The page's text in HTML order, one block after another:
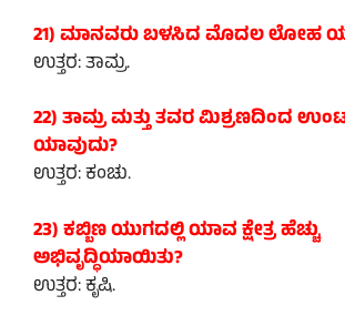
21) ಮಾನವರು ಬಳಸಿದ ಮೊದಲ ಲೋಹ
ಉತ್ತರ: ತಾಮ್ರ.
22) ತಾಮ್ರ ಮತ್ತು ತವರ ಮಿಶ್ರಣದಿಂದ
ಯಾವುದು?
ಉತ್ತರ: ಕಂಚು.
23) ಕಬ್ಬಿಣ ಯುಗದಲ್ಲಿ ಯಾವ ಕ್ಷೇತ್ರ ಹೆಚ್ಚು
ಅಭಿವೃದ್ಧಿಯಾಯಿತು?
ಉತ್ತರ: ಕೃಷಿ.